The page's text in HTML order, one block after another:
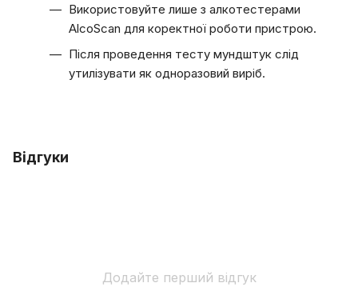
Використовуйте лише з алкотестерами
AlcoScan для коректної роботи пристрою.
Після проведення тесту мундштук слід
утилізувати як одноразовий виріб.
Відгуки
Додайте перший відгук